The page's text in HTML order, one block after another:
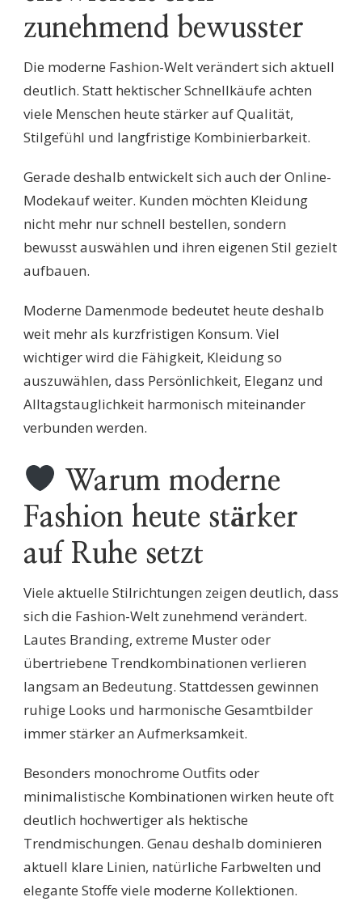
zunehmend bewusster
Die moderne Fashion-Welt verändert sich aktuell
deutlich. Statt hektischer Schnellkäufe achten
viele Menschen heute stärker auf Qualität,
Stilgefühl und langfristige Kombinierbarkeit.
Gerade deshalb entwickelt sich auch der Online-
Modekauf weiter. Kunden möchten Kleidung
nicht mehr nur schnell bestellen, sondern
bewusst auswählen und ihren eigenen Stil gezielt
aufbauen.
Moderne Damenmode bedeutet heute deshalb
weit mehr als kurzfristigen Konsum. Viel
wichtiger wird die Fähigkeit, Kleidung so
auszuwählen, dass Persönlichkeit, Eleganz und
Alltagstauglichkeit harmonisch miteinander
verbunden werden.
Warum moderne
Fashion heute stärker
auf Ruhe setzt
Viele aktuelle Stilrichtungen zeigen deutlich, dass
sich die Fashion-Welt zunehmend verändert.
Lautes Branding, extreme Muster oder
übertriebene Trendkombinationen verlieren
langsam an Bedeutung. Stattdessen gewinnen
ruhige Looks und harmonische Gesamtbilder
immer stärker an Aufmerksamkeit.
Besonders monochrome Outfits oder
minimalistische Kombinationen wirken heute oft
deutlich hochwertiger als hektische
Trendmischungen. Genau deshalb dominieren
aktuell klare Linien, natürliche Farbwelten und
elegante Stoffe viele moderne Kollektionen.